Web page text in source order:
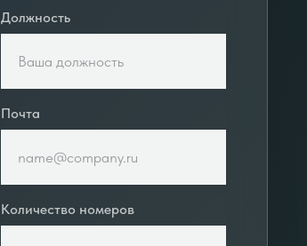
Должность
Почта
Количество номеров